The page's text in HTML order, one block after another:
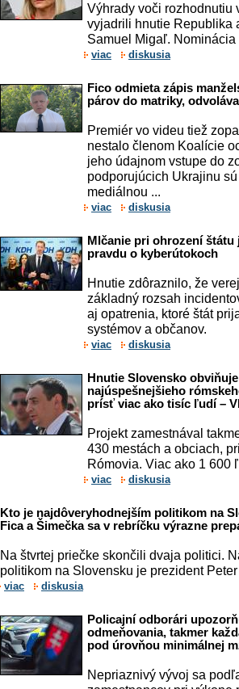
Výhrady voči rozhodnutiu
vyjadrili hnutie Republika
Samuel Migaľ. Nominácia
viac diskusia
Fico odmieta zápis
párov do matriky,
Premiér vo videu tiež
nestalo členom Koalície
jeho údajnom vstupe do
podporujúcich Ukrajinu
mediálnou ...
viac diskusia
Mlčanie pri ohrození
pravdu o kyberútokoch
Hnutie zdôraznilo, že
základný rozsah
aj opatrenia, ktoré štát
systémov a občanov.
viac diskusia
Hnutie Slovensko
najúspešnejšieho
prísť viac ako tisíc ľudí –
Projekt zamestnával
430 mestách a obciach,
Rómovia. Viac ako 1 600
viac diskusia
Kto je najdôveryhodnejším politikom na
Fica a Šimečka sa v rebríčku výrazne
Na štvrtej priečke skončili dvaja politici.
politikom na Slovensku je prezident
viac diskusia
Policajní odborári
odmeňovania, takmer
pod úrovňou minimálnej
Nepriaznivý vývoj sa